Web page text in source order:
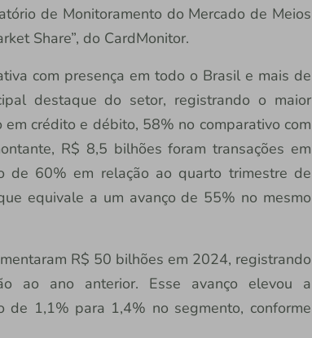
de Monitoramento do Mercado de Meios
Share”, do CardMonitor.
com presença em todo o Brasil e mais de
destaque do setor, registrando o maior
crédito e débito, 58% no comparativo com
R$ 8,5 bilhões foram transações em
de 60% em relação ao quarto trimestre de
equivale a um avanço de 55% no mesmo
R$ 50 bilhões em 2024, registrando
ao ano anterior. Esse avanço elevou a
de 1,1% para 1,4% no segmento, conforme